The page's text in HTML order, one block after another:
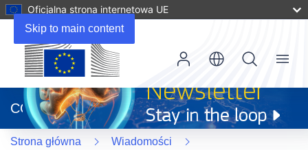
Skip to main content
Oficjalna strona internetowa UE
otworzy
się
w
nowym
CORDIS
Menu
Strona główna
Wiadomości